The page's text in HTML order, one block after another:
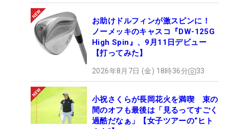
お助けドルフィンが激スピンに！
ノーメッキのキャスコ『DW-125G
High Spin』、9月11日デビュー
【打ってみた】
2026年8月7日 (金) 18時36分 33
小祝さくらが長岡花火を満喫 束の
間のオフも最後は「見るってすごく
過酷だなぁ」【女子ツアーの“ヒト